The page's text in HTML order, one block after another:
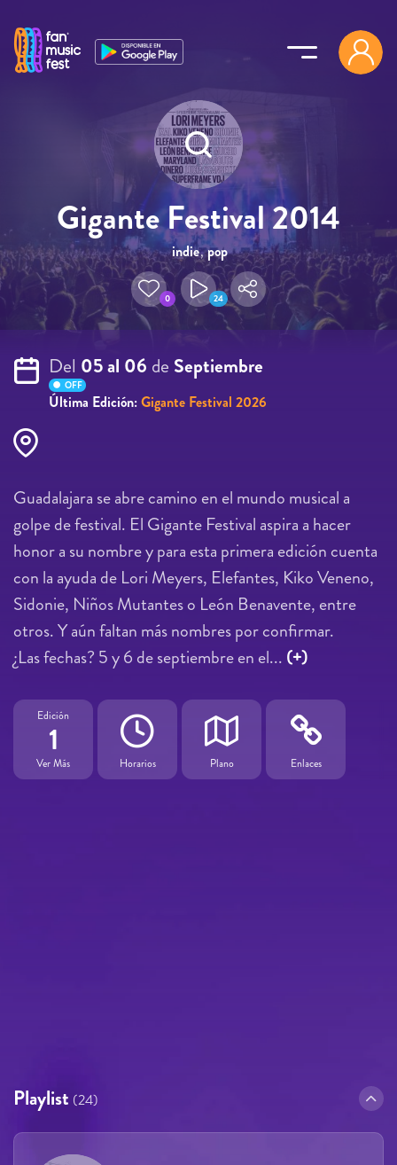
Gigante Festival 2014
indie,pop
0 24
Del 05 al 06 de Septiembre
OFF
Última Edición:Gigante Festival 2026
Guadalajara se abre camino en el mundo musical a
golpe de festival. El Gigante Festival aspira a hacer
honor a su nombre y para esta primera edición cuenta
con la ayuda de Lori Meyers, Elefantes, Kiko Veneno,
Sidonie, Niños Mutantes o León Benavente, entre
otros. Y aún faltan más nombres por confirmar.
¿Las fechas? 5 y 6 de septiembre en el... (+)
Edición
1
Ver Más Horarios Plano Enlaces
Playlist (24)